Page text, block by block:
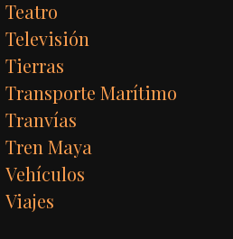
Teatro
Televisión
Tierras
Transporte Marítimo
Tranvías
Tren Maya
Vehículos
Viajes